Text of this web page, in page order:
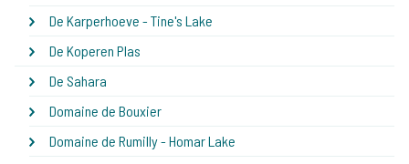
De Karperhoeve - Tine's Lake
De Koperen Plas
De Sahara
Domaine de Bouxier
Domaine de Rumilly - Homar Lake